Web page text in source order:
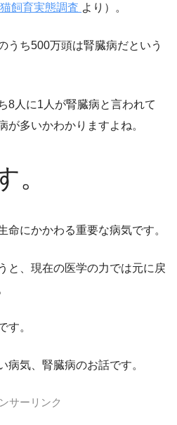
飼育実態調査 より）。
うち500万頭は腎臓病だという
8人に1人が腎臓病と言われて
が多いかわかりますよね。
。
命にかかわる重要な病気です。
と、現在の医学の力では元に戻
す。
病気、腎臓病のお話です。
サーリンク